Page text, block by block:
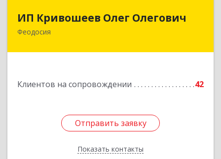
ИП Кривошеев Олег Олегович
Феодосия
Клиентов на сопровождении 42
Отправить заявку
Показать контакты
Отправить заявку
Назад